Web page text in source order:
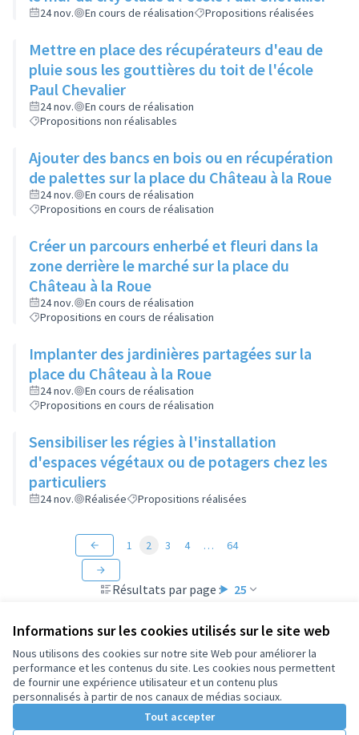
Informations sur les cookies utilisés sur le site web
Nous utilisons des cookies sur notre site Web pour améliorer la
performance et les contenus du site. Les cookies nous permettent
de fournir une expérience utilisateur et un contenu plus
personnalisés à partir de nos canaux de médias sociaux.
Tout accepter
24 nov. En cours de réalisation Propositions réalisées
Mettre en place des récupérateurs d'eau de
pluie sous les gouttières du toit de l'école
Paul Chevalier
24 nov.
En cours de réalisation
Propositions non réalisables
Ajouter des bancs en bois ou en récupération
de palettes sur la place du Château à la Roue
24 nov.
En cours de réalisation
Propositions en cours de réalisation
Créer un parcours enherbé et fleuri dans la
zone derrière le marché sur la place du
Château à la Roue
24 nov.
En cours de réalisation
Propositions en cours de réalisation
Implanter des jardinières partagées sur la
place du Château à la Roue
24 nov.
En cours de réalisation
Propositions en cours de réalisation
Sensibiliser les régies à l'installation
d'espaces végétaux ou de potagers chez les
particuliers
24 nov. Réalisée Propositions réalisées
Résultats par page : 25
1 2 3 4 … 64
Conditions d'utilisation
Paramètres des cookies